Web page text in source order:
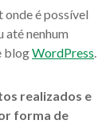
onde é possível
até nenhum
blogWordPress.
realizados e
forma de